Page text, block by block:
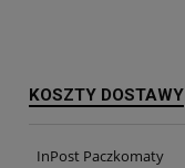
KOSZTY DOSTAWY
InPost Paczkomaty